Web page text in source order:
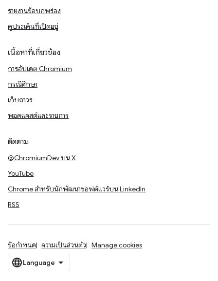
รายงานข้อบกพร่อง
ดูประเด็นที่เปิดอยู่
เนื้อหาที่เกี่ยวข้อง
การอัปเดต Chromium
กรณีศึกษา
เก็บถาวร
พอดแคสต์และรายการ
ติดตาม
@ChromiumDev บน X
YouTube
Chrome สำหรับนักพัฒนาซอฟต์แวร์บน LinkedIn
RSS
ข้อกำหนด ความเป็นส่วนตัว Manage cookies